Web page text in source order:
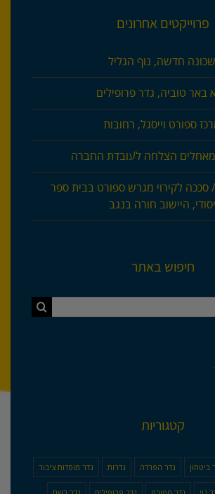
פרוייקטים אחרונים
שכונה חדשה, נוף הגליל
באר טוביה, גדר פרופילים
ספורט וייסגל, רחובות
הצלחה לעובדת החברה
סככה לקירוי מגרש ספורט בבית ספר
יסודי, היישוב חורה בנגב
חיפוש באתר
קטגוריות
ביטחון גדר הפרדה גדרות גדר מוסדות ציבור